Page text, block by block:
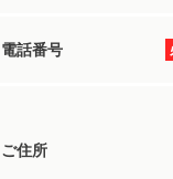
電話番号
ご住所